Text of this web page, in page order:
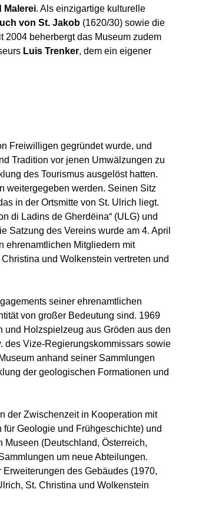
Malerei. Als einzigartige kulturelle
von St. Jakob (1620/30) sowie die
2004 beherbergt das Museum zudem
Luis Trenker, dem ein eigener
Freiwilligen gegründet wurde, und
Tradition vor jenen Umwälzungen zu
des Tourismus ausgelöst hatten.
weitergegeben werden. Seinen Sitz
in der Ortsmitte von St. Ulrich liegt.
di Ladins de Gherdëina“ (ULG) und
Satzung des Vereins wurde am 4. April
ehrenamtlichen Mitgliedern mit
und Wolkenstein vertreten und
seiner ehrenamtlichen
von großer Bedeutung sind. 1969
Holzspielzeug aus Gröden aus den
des Vize-Regierungskommissars sowie
anhand seiner Sammlungen
der geologischen Formationen und
der Zwischenzeit in Kooperation mit
Geologie und Frühgeschichte) und
(Deutschland, Österreich,
um neue Abteilungen.
des Gebäudes (1970,
St. Christina und Wolkenstein